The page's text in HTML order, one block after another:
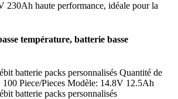
230Ah haute performance, idéale pour la
température, batterie basse
batterie packs personnalisés Quantité de
Piece/Pieces Modèle: 14.8V 12.5Ah
batterie packs personnalisés